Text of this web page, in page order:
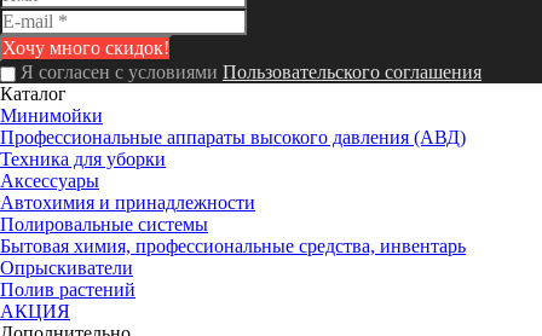
Я согласен с условиями Пользовательского соглашения
Каталог
Минимойки
Профессиональные аппараты высокого давления (АВД)
Техника для уборки
Аксессуары
Автохимия и принадлежности
Полировальные системы
Бытовая химия, профессиональные средства, инвентарь
Опрыскиватели
Полив растений
АКЦИЯ